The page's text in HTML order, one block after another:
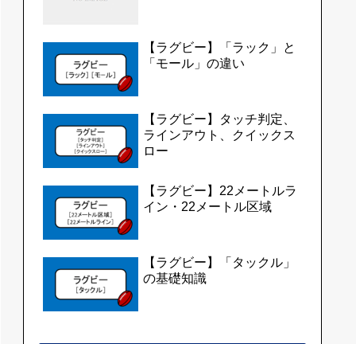
【ラグビー】「ラック」と
「モール」の違い
【ラグビー】タッチ判定、
ラインアウト、クイックス
ロー
【ラグビー】22メートルラ
イン・22メートル区域
【ラグビー】「タックル」
の基礎知識